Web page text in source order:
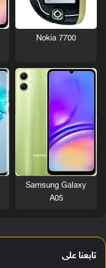
Nokia 7700
Samsung Galaxy
A05
تابعنا على